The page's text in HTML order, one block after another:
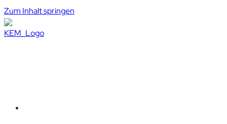
Zum Inhalt springen